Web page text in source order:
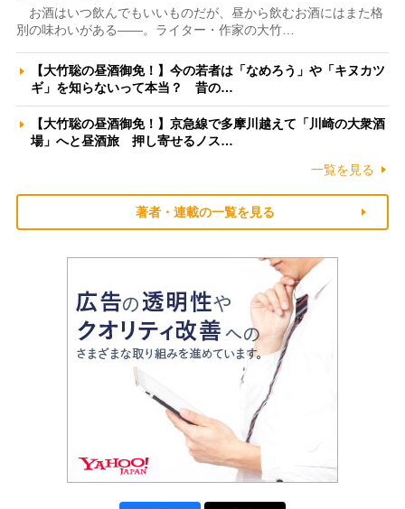
お酒はいつ飲んでもいいものだが、昼から飲むお酒にはまた格
別の味わいがある――。ライター・作家の大竹…
【大竹聡の昼酒御免！】今の若者は「なめろう」や「キヌカツ
ギ」を知らないって本当？ 昔の…
【大竹聡の昼酒御免！】京急線で多摩川越えて「川崎の大衆酒
場」へと昼酒旅 押し寄せるノス…
一覧を見る
著者・連載の一覧を見る